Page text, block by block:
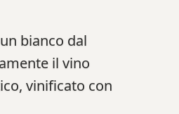
bianco dal
il vino
vinificato con